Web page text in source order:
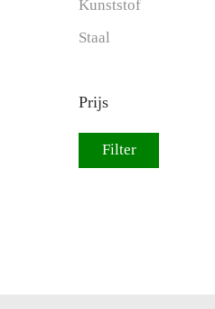
Kunststof
Staal
Prijs
Filter